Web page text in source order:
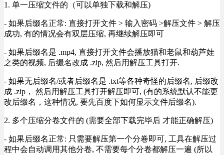
1. 单一压缩文件的（可以单独下载和解压)
- 如果后缀名正常: 直接打开文件 > 输入密码 >解压文件 > 解压
成功, 有的情况会有双层压缩, 再继续解压即可
- 如果后缀名是 .mp4, 直接打开文件会播放猫和老鼠和葫芦娃
之类的视频, 后缀名改成 .zip, 然后用解压工具打开.
- 如果无后缀名/或者后缀名是 .txt等各种奇怪的后缀名, 后缀改
成 .zip， 然后用解压工具打开解压即可, (有的系统默认不能更
改后缀名，这种情况, 要先百度下如何显示文件后缀名).
2. 多个压缩分卷文件的 (需要全部下载完毕后 才能正确解压)
- 如果后缀名正常: 只需要解压第一个分卷即可, 工具在解压过
程中会自动调用其他分卷, 不需要每个分卷都解压一遍 (所以